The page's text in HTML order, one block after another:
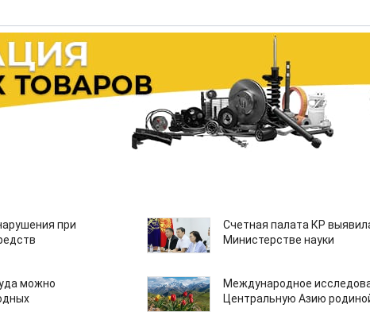
при
Счетная палата КР
Министерстве науки
можно
Международное
Центральную Азию